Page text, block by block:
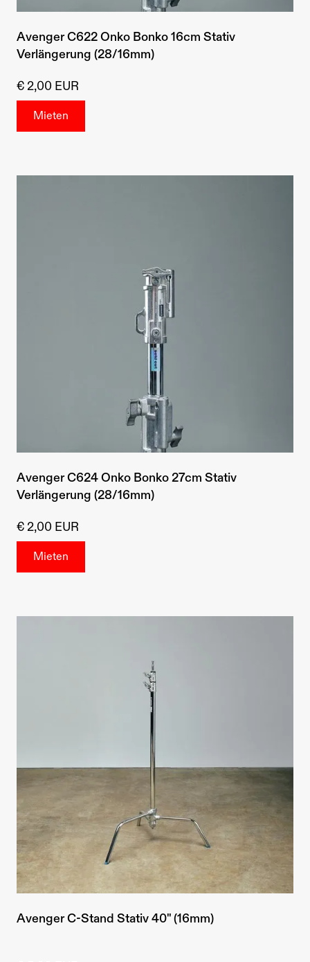
Avenger C622 Onko Bonko 16cm Stativ
Verlängerung (28/16mm)
€ 2,00 EUR
Avenger C624 Onko Bonko 27cm Stativ
Verlängerung (28/16mm)
€ 2,00 EUR
Avenger C-Stand Stativ 40" (16mm)